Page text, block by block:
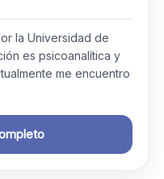
la Universidad de
es psicoanalítica y
me encuentro